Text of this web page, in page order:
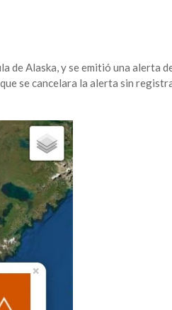
de Alaska, y se emitió una alerta
se cancelara la alerta sin